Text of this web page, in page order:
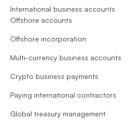
International business accounts
Offshore accounts
Offshore incorporation
Multi-currency business accounts
Crypto business payments
Paying international contractors
Global treasury management